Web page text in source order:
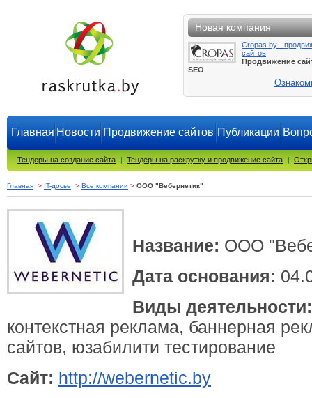
Новая компания
Cropas.by -
сайтов
Продвижение
SEO
Главная Новости Продвижение сайтов Публикации
Тендеры на создание сайта | Тендеры на раскрутку и продвижение сайта |
Главная > IT-досье > Все компании > ООО "Вебернетик"
Название: ООО
Дата основания:
Виды деятельности:
контекстная реклама, баннерная
сайтов, юзабилити тестирование
Сайт: http://webernetic.by